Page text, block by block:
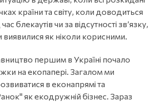
країни та світу, коли доводиться
блекаутів чи за відсутності зв’язку,
як ніколи корисними.
першим в Україні почало
на екопапері. Загалом ми
в еконапрямі та
як екодружній бізнес. Зараз